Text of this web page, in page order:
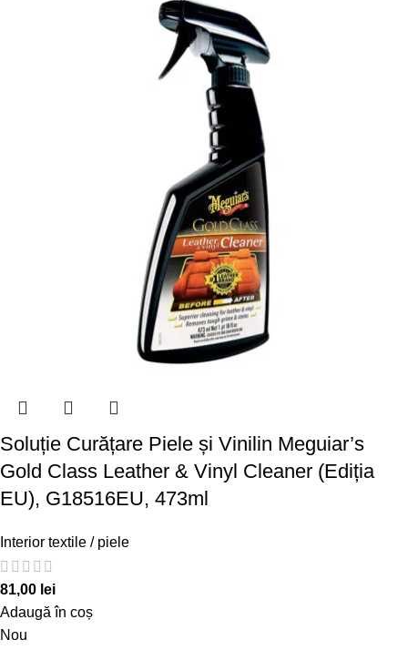
Soluție Curățare Piele și Vinilin Meguiar’s
Gold Class Leather & Vinyl Cleaner (Ediția
EU), G18516EU, 473ml
Interior textile / piele
81,00 lei
Adaugă în coș
Nou